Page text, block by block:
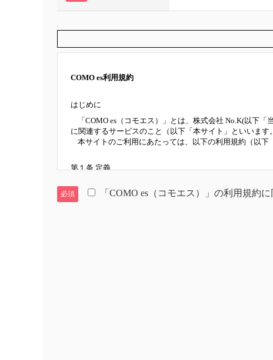
COMO es利用規約
はじめに
「COMO es（コモエス）」とは、株式会社 No.K(以下
に関連するサービスのこと（以下「本サイト」といいます
本サイトのご利用にあたっては、以下の利用規約（以下
第１条 定義
１．求人掲載企業
「求人掲載企業」とは、本サイトへ掲載する企業をいい
「求職者会員」とは、本サイトをご利用いただくため
必須 「COMO es（コモエス）」の利用規約